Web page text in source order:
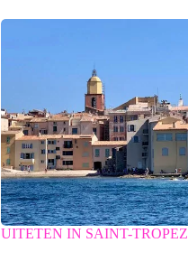
UITETEN IN SAINT-TROPEZ